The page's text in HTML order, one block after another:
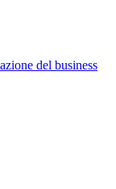
del business